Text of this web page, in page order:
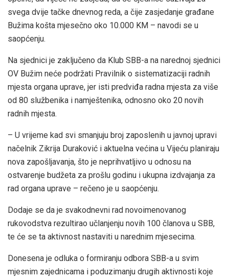
svega dvije tačke dnevnog reda, a čije zasjedanje građane
Bužima košta mjesečno oko 10.000 KM – navodi se u
saopćenju.
Na sjednici je zaključeno da Klub SBB-a na narednoj sjednici
OV Bužim neće podržati Pravilnik o sistematizaciji radnih
mjesta organa uprave, jer isti predviđa radna mjesta za više
od 80 službenika i namještenika, odnosno oko 20 novih
radnih mjesta.
– U vrijeme kad svi smanjuju broj zaposlenih u javnoj upravi
načelnik Zikrija Duraković i aktuelna većina u Vijeću planiraju
nova zapošljavanja, što je neprihvatljivo u odnosu na
ostvarenje budžeta za prošlu godinu i ukupna izdvajanja za
rad organa uprave – rečeno je u saopćenju.
Dodaje se da je svakodnevni rad novoimenovanog
rukovodstva rezultirao učlanjenju novih 100 članova u SBB,
te će se ta aktivnost nastaviti u narednim mjesecima.
Donesena je odluka o formiranju odbora SBB-a u svim
mjesnim zajednicama i poduzimanju drugih aktivnosti koje